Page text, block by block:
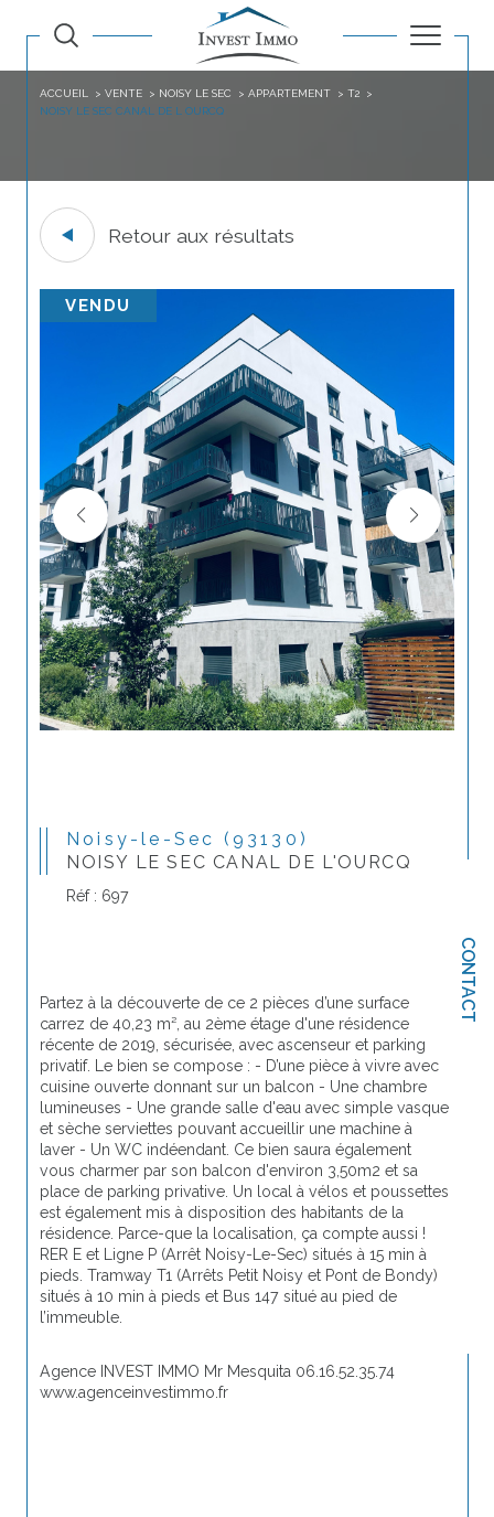
CONTACT
ACCUEIL VENTE NOISY LE SEC APPARTEMENT
T2
NOISY LE SEC CANAL DE L OURCQ
Retour aux résultats
VENDU
Noisy-le-Sec (93130)
NOISY LE SEC CANAL DE L'OURCQ
Réf : 697
Partez à la découverte de ce 2 pièces d’une surface
carrez de 40,23 m², au 2ème étage d'une résidence
récente de 2019, sécurisée, avec ascenseur et parking
privatif. Le bien se compose : - D’une pièce à vivre avec
cuisine ouverte donnant sur un balcon - Une chambre
lumineuses - Une grande salle d'eau avec simple vasque
et sèche serviettes pouvant accueillir une machine à
laver - Un WC indéendant. Ce bien saura également
vous charmer par son balcon d'environ 3,50m2 et sa
place de parking privative. Un local à vélos et poussettes
est également mis à disposition des habitants de la
résidence. Parce-que la localisation, ça compte aussi !
RER E et Ligne P (Arrêt Noisy-Le-Sec) situés à 15 min à
pieds. Tramway T1 (Arrêts Petit Noisy et Pont de Bondy)
situés à 10 min à pieds et Bus 147 situé au pied de
l’immeuble.
Agence INVEST IMMO Mr Mesquita 06.16.52.35.74
www.agenceinvestimmo.fr